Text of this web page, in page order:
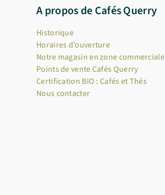
A propos de Cafés Querry
Historique
Horaires d’ouverture
Notre magasin en zone commerciale
Points de vente Cafés Querry
Certification BIO : Cafés et Thés
Nous contacter